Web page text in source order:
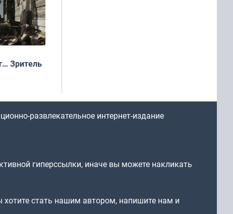
Зритель
развлекательное интернет-издание
гиперссылки, иначе вы можете накликать
хотите стать нашим автором, напишите нам и